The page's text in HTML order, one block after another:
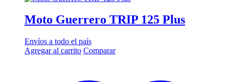
Moto Guerrero TRIP 125 Plus
Envíos a todo el país
Agregar al carrito Comparar